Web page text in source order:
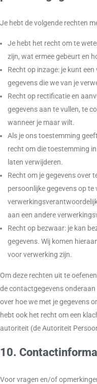
Je hebt de volgende rechten
Je hebt het recht om te
zijn, wat ermee gebeurt en
Recht op inzage: je kunt
gegevens die we van je
Recht op rectificatie en
gegevens aan te vullen, te
wanneer je maar wilt.
Als je ons toestemming
recht om die toestemming
laten verwijderen.
Recht om je gegevens over
persoonlijke gegevens op te
aan een andere
Recht op bezwaar: je kan
gegevens. Wij komen
voor verwerking zijn.
Om deze rechten uit te
de contactgegevens
over hoe we met je gegevens
hebt ook het recht om een
autoriteit (de Autoriteit
10.
Voor vragen en/of